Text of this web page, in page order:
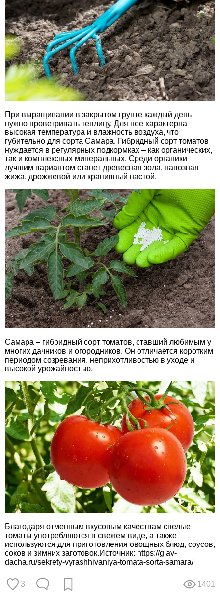
При выращивании в закрытом грунте каждый день
нужно проветривать теплицу. Для нее характерна
высокая температура и влажность воздуха, что
губительно для сорта Самара. Гибридный сорт томатов
нуждается в регулярных подкормках – как органических,
так и комплексных минеральных. Среди органики
лучшим вариантом станет древесная зола, навозная
жижа, дрожжевой или крапивный настой.
Самара – гибридный сорт томатов, ставший любимым у
многих дачников и огородников. Он отличается коротким
периодом созревания, неприхотливостью в уходе и
высокой урожайностью.
Благодаря отменным вкусовым качествам спелые
томаты употребляются в свежем виде, а также
используются для приготовления овощных блюд, соусов,
соков и зимних заготовок.Источник: https://glav-
dacha.ru/sekrety-vyrashhivaniya-tomata-sorta-samara/
3 1401